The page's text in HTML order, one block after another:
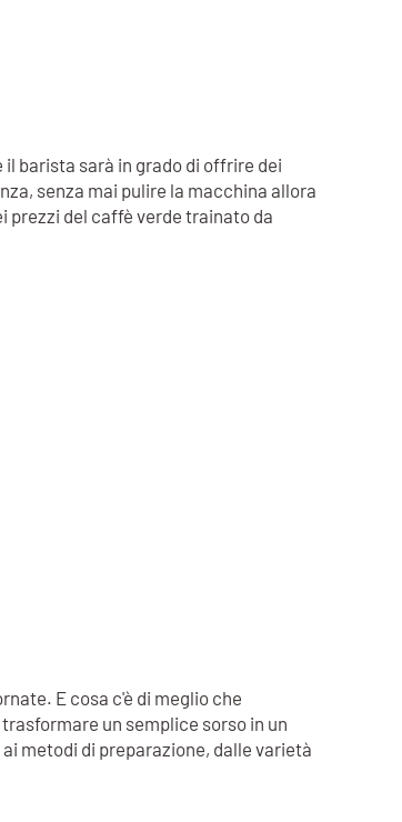
barista sarà in grado di offrire dei
senza mai pulire la macchina allora
prezzi del caffè verde trainato da
E cosa c'è di meglio che
un semplice sorso in un
metodi di preparazione, dalle varietà